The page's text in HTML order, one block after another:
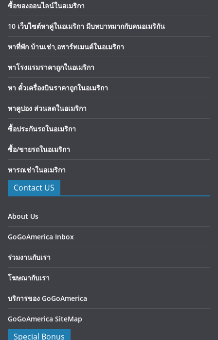
ซื้อของออนไลน์ในอเมริกา
10 เว็บไซต์หาคู่ในอเมริกา มีบทบาทมากกับคนอเมริกัน
หาที่พัก บ้านเช่า,อพาร์ทเมนต์ในอเมริกา
หาโรงแรมราคาถูกในอเมริกา
หา ตั๋วเครื่องบินราคาถูกในอเมริกา
หาคูปอง ส่วนลดในอเมริกา
ซื้อประกันรถในอเมริกา
ซื้อ/ขายรถในอเมริกา
หารถเช่าในอเมริกา
Contact US
About Us
GoGoAmerica Inbox
ร่วมงานกับเรา
โฆษณากับเรา
บริการของ GoGoAmerica
GoGoAmerica SiteMap
Special Bonus